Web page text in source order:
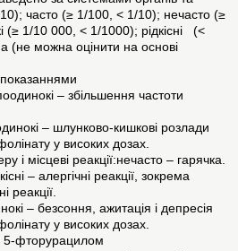
часто (≥ 1/100, < 1/10); нечасто (≥
(≥ 1/10 000, < 1/1000); рідкісні (<
(не можна оцінити на основі
– збільшення частоти
– шлунково-кишкові розлади
у високих дозах.
і місцеві реакції:нечасто – гарячка.
– алергічні реакції, зокрема
реакції.
– безсоння, ажитація і депресія
у високих дозах.
5-фторурацилом